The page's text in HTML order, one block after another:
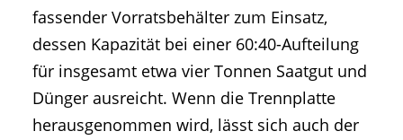
fassender Vorratsbehälter zum Einsatz,
dessen Kapazität bei einer 60:40-Aufteilung
für insgesamt etwa vier Tonnen Saatgut und
Dünger ausreicht. Wenn die Trennplatte
herausgenommen wird, lässt sich auch der